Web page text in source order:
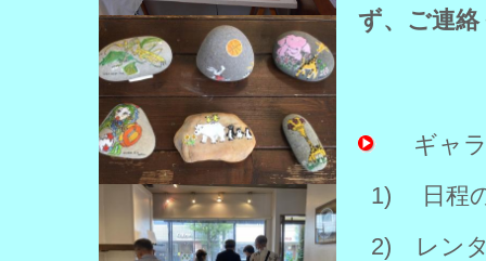
ず、ご連
ギャラ
1) 日程
2) レンタ